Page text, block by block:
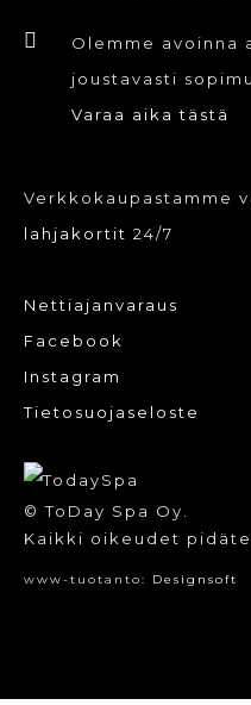
Olemme avoinna
joustavasti
Varaa aika tästä
Verkkokaupastamme
lahjakortit 24/7
Nettiajanvaraus
Facebook
Instagram
Tietosuojaseloste
© ToDay Spa Oy.
Kaikki oikeudet
www-tuotanto: Designsoft